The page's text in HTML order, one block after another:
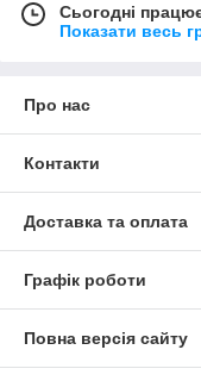
Сьогодні
Показати весь
Про нас
Контакти
Доставка та оплата
Графік роботи
Повна версія сайту